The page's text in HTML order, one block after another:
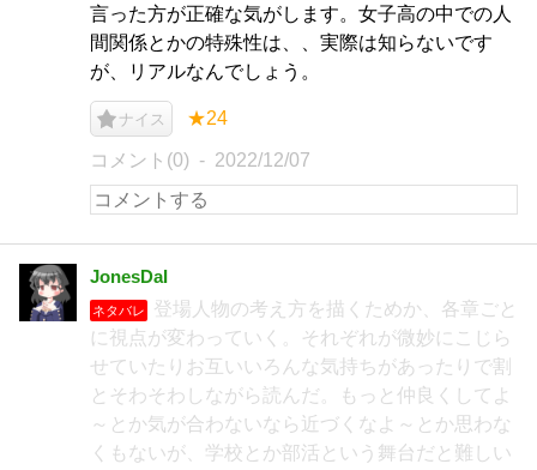
言った方が正確な気がします。女子高の中での人
間関係とかの特殊性は、、実際は知らないです
が、リアルなんでしょう。
ナイス ★24
コメント(0) 2022/12/07
JonesDaI
ネタバレ
登場人物の考え方を描くためか、各章ごと
に視点が変わっていく。それぞれが微妙にこじら
せていたりお互いいろんな気持ちがあったりで割
とそわそわしながら読んだ。もっと仲良くしてよ
～とか気が合わないなら近づくなよ～とか思わな
くもないが、学校とか部活という舞台だと難しい